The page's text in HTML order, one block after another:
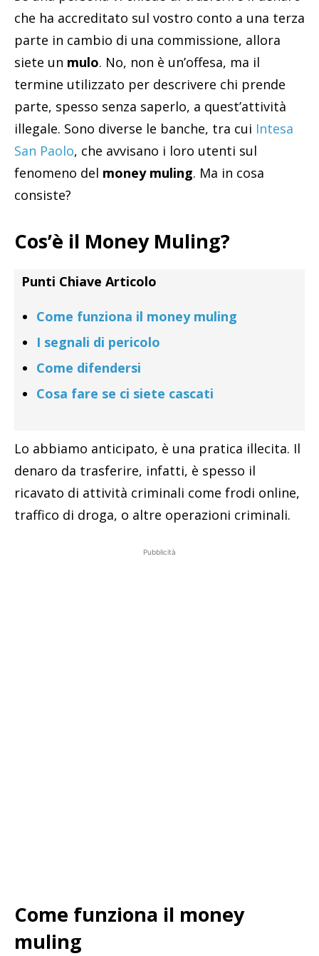
che ha accreditato sul vostro conto a una terza
parte in cambio di una commissione, allora
siete un mulo. No, non è un’offesa, ma il
termine utilizzato per descrivere chi prende
parte, spesso senza saperlo, a quest’attività
illegale. Sono diverse le banche, tra cui Intesa
San Paolo, che avvisano i loro utenti sul
fenomeno del money muling. Ma in cosa
consiste?
Cos’è il Money Muling?
Punti Chiave Articolo
Come funziona il money muling
I segnali di pericolo
Come difendersi
Cosa fare se ci siete cascati
Lo abbiamo anticipato, è una pratica illecita. Il
denaro da trasferire, infatti, è spesso il
ricavato di attività criminali come frodi online,
traffico di droga, o altre operazioni criminali.
Pubblicità
Come funziona il money
muling